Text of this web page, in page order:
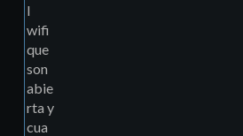
l
wifi
que
son
abie
rta y
cua